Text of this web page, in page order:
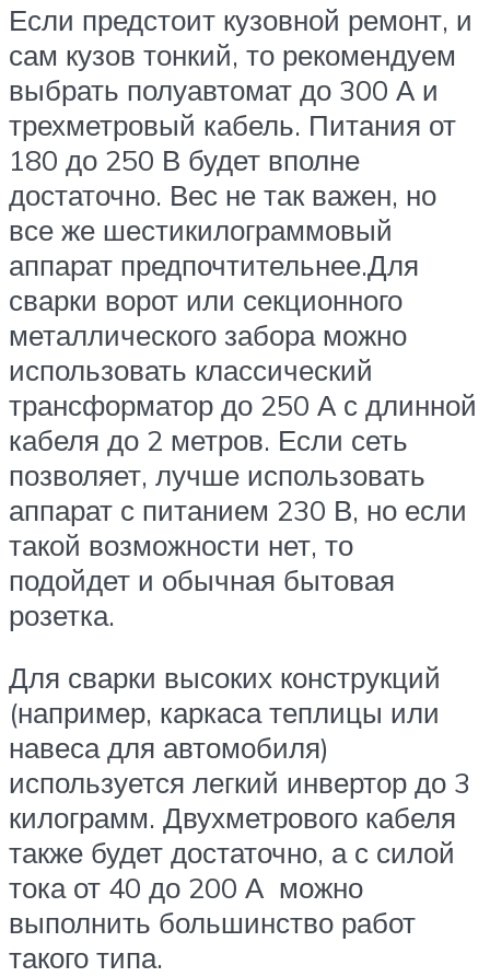
Если предстоит кузовной ремонт, и
сам кузов тонкий, то рекомендуем
выбрать полуавтомат до 300 А и
трехметровый кабель. Питания от
180 до 250 В будет вполне
достаточно. Вес не так важен, но
все же шестикилограммовый
аппарат предпочтительнее.Для
сварки ворот или секционного
металлического забора можно
использовать классический
трансформатор до 250 А с длинной
кабеля до 2 метров. Если сеть
позволяет, лучше использовать
аппарат с питанием 230 В, но если
такой возможности нет, то
подойдет и обычная бытовая
розетка.
Для сварки высоких конструкций
(например, каркаса теплицы или
навеса для автомобиля)
используется легкий инвертор до 3
килограмм. Двухметрового кабеля
также будет достаточно, а с силой
тока от 40 до 200 А можно
выполнить большинство работ
такого типа.